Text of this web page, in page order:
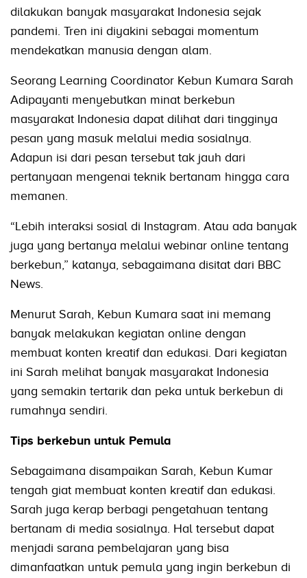
dilakukan banyak masyarakat Indonesia sejak
pandemi. Tren ini diyakini sebagai momentum
mendekatkan manusia dengan alam.
Seorang Learning Coordinator Kebun Kumara Sarah
Adipayanti menyebutkan minat berkebun
masyarakat Indonesia dapat dilihat dari tingginya
pesan yang masuk melalui media sosialnya.
Adapun isi dari pesan tersebut tak jauh dari
pertanyaan mengenai teknik bertanam hingga cara
memanen.
“Lebih interaksi sosial di Instagram. Atau ada banyak
juga yang bertanya melalui webinar online tentang
berkebun,” katanya, sebagaimana disitat dari BBC
News.
Menurut Sarah, Kebun Kumara saat ini memang
banyak melakukan kegiatan online dengan
membuat konten kreatif dan edukasi. Dari kegiatan
ini Sarah melihat banyak masyarakat Indonesia
yang semakin tertarik dan peka untuk berkebun di
rumahnya sendiri.
Tips berkebun untuk Pemula
Sebagaimana disampaikan Sarah, Kebun Kumar
tengah giat membuat konten kreatif dan edukasi.
Sarah juga kerap berbagi pengetahuan tentang
bertanam di media sosialnya. Hal tersebut dapat
menjadi sarana pembelajaran yang bisa
dimanfaatkan untuk pemula yang ingin berkebun di